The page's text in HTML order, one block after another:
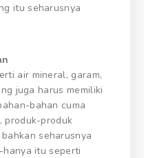
itu seharusnya
air mineral, garam,
juga harus memiliki
bahan cuma
produk-produk
seharusnya
hanya itu seperti